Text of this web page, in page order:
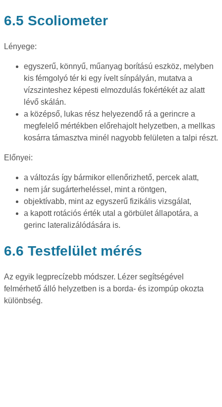
6.5 Scoliometer
Lényege:
egyszerű, könnyű, műanyag borítású eszköz, melyben
kis fémgolyó tér ki egy ívelt sínpályán, mutatva a
vízszinteshez képesti elmozdulás fokértékét az alatt
lévő skálán.
a középső, lukas rész helyezendő rá a gerincre a
megfelelő mértékben előrehajolt helyzetben, a mellkas
kosárra támasztva minél nagyobb felületen a talpi részt.
Előnyei:
a változás így bármikor ellenőrizhető, percek alatt,
nem jár sugárterheléssel, mint a röntgen,
objektívabb, mint az egyszerű fizikális vizsgálat,
a kapott rotációs érték utal a görbület állapotára, a
gerinc lateralizálódására is.
6.6 Testfelület mérés
Az egyik legprecízebb módszer. Lézer segítségével
felmérhető álló helyzetben is a borda- és izompúp okozta
különbség.